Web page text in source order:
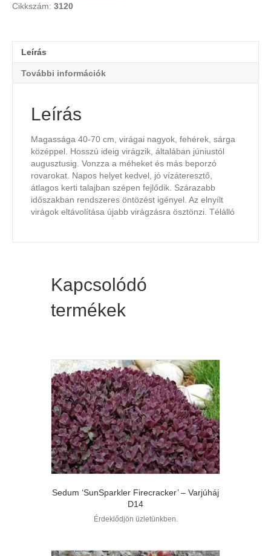
Cikkszám: 3120
Leírás
További információk
Leírás
Magassága 40-70 cm, virágai nagyok, fehérek, sárga
középpel. Hosszú ideig virágzik, általában júniustól
augusztusig. Vonzza a méheket és más beporzó
rovarokat. Napos helyet kedvel, jó vízáteresztő,
átlagos kerti talajban szépen fejlődik. Szárazabb
időszakban rendszeres öntözést igényel. Az elnyílt
virágok eltávolítása újabb virágzásra ösztönzi. Télálló
Kapcsolódó
termékek
Sedum ‘SunSparkler Firecracker’ – Varjúháj
D14
Érdeklődjön üzletünkben.